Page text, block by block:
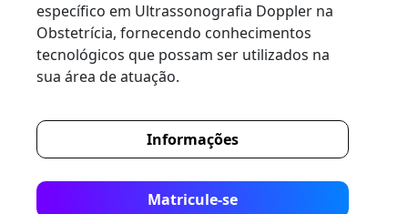
específico em Ultrassonografia Doppler na
Obstetrícia, fornecendo conhecimentos
tecnológicos que possam ser utilizados na
sua área de atuação.
Informações
Matricule-se